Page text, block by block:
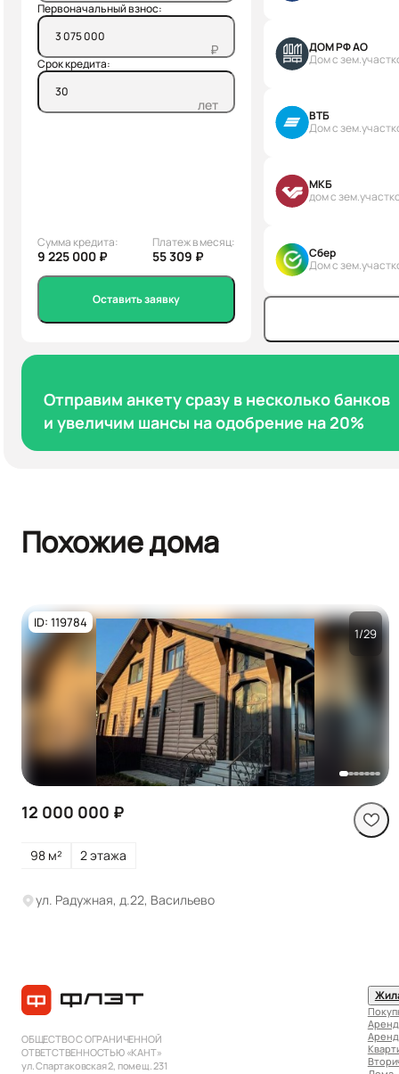
Первоначальный взнос:
₽
Срок кредита:
лет
Сумма кредита:
9 225 000 ₽
Платеж в месяц:
55 309 ₽
Оставить заявку
ДОМ РФ АО
Дом с
ВТБ
Дом с
МКБ
дом с
Сбер
Дом с
Отправим анкету сразу в несколько банков
и увеличим шансы на одобрение на 20%
Похожие дома
Посмотреть все
фото
ID: 119784
1/29
12 000 000 ₽
98 м² 2 этажа
ул. Радужная, д.22, Васильево
ОБЩЕСТВО С ОГРАНИЧЕННОЙ
ОТВЕТСТВЕННОСТЬЮ «КАНТ»
ул. Спартаковская 2, помещ. 231